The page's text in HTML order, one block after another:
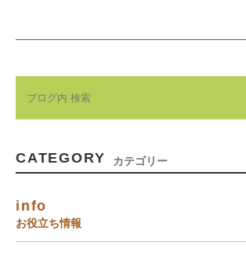
CATEGORY カテゴリー
info
お役立ち情報